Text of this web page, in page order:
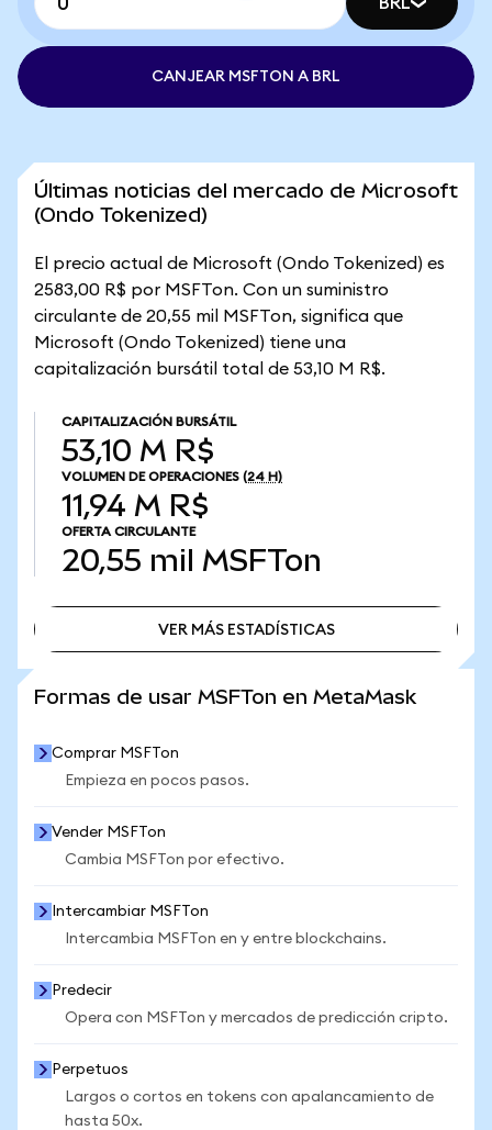
CANJEAR MSFTON A BRL
Últimas noticias del mercado de Microsoft
(Ondo Tokenized)
El precio actual de Microsoft (Ondo Tokenized) es
2583,00 R$ por MSFTon. Con un suministro
circulante de 20,55 mil MSFTon, significa que
Microsoft (Ondo Tokenized) tiene una
capitalización bursátil total de 53,10 M R$.
CAPITALIZACIÓN BURSÁTIL
53,10 M R$
VOLUMEN DE OPERACIONES (24 H)
11,94 M R$
OFERTA CIRCULANTE
20,55 mil MSFTon
VER MÁS ESTADÍSTICAS
Formas de usar MSFTon en MetaMask
Comprar MSFTon
Empieza en pocos pasos.
Vender MSFTon
Cambia MSFTon por efectivo.
Intercambiar MSFTon
Intercambia MSFTon en y entre blockchains.
Predecir
Opera con MSFTon y mercados de predicción cripto.
Perpetuos
Largos o cortos en tokens con apalancamiento de
hasta 50x.